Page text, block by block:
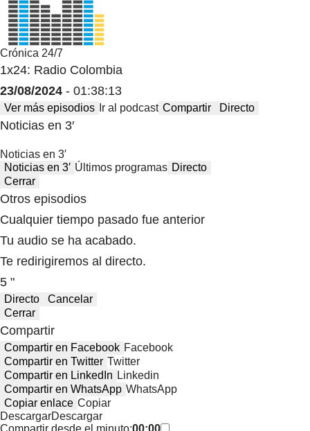
Crónica 24/7
1x24: Radio Colombia
23/08/2024 - 01:38:13
Ver más episodios Ir al podcast Compartir Directo
Noticias en 3′
Noticias en 3′
Noticias en 3′ Últimos programas Directo
Cerrar
Otros episodios
Cualquier tiempo pasado fue anterior
Tu audio se ha acabado.
Te redirigiremos al directo.
5 "
Directo
Cancelar
Cerrar
Compartir
Compartir en Facebook Facebook
Compartir en Twitter Twitter
Compartir en LinkedIn Linkedin
Compartir en WhatsApp WhatsApp
Copiar enlace Copiar
DescargarDescargar
Compartir desde el minuto:00:00